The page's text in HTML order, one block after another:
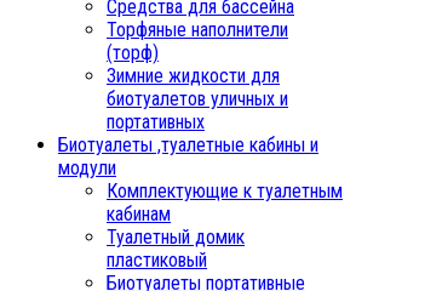
Средства для бассейна
Торфяные наполнители
(торф)
Зимние жидкости для
биотуалетов уличных и
портативных
Биотуалеты ,туалетные кабины и
модули
Комплектующие к туалетным
кабинам
Туалетный домик
пластиковый
Биотуалеты портативные